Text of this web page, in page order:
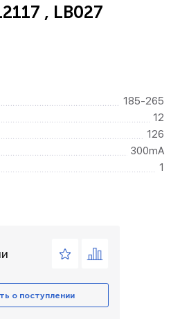
, LB027
185-265
12
126
300mA
1
о поступлении